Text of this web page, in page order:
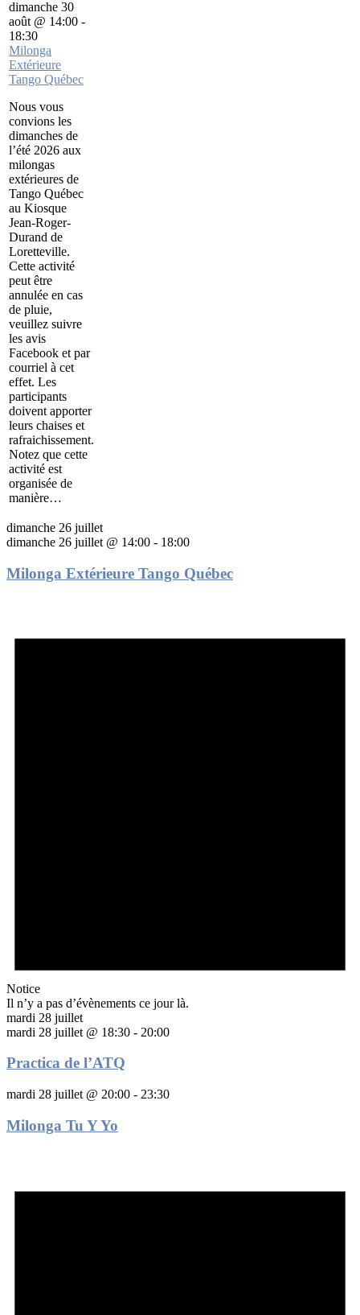
dimanche 30
août @ 14:00 -
18:30
Milonga
Extérieure
Tango Québec
Nous vous
convions les
dimanches de
l’été 2026 aux
milongas
extérieures de
Tango Québec
au Kiosque
Jean-Roger-
Durand de
Loretteville.
Cette activité
peut être
annulée en cas
de pluie,
veuillez suivre
les avis
Facebook et par
courriel à cet
effet. Les
participants
doivent apporter
leurs chaises et
rafraichissement.
Notez que cette
activité est
organisée de
manière…
dimanche 26 juillet
dimanche 26 juillet @ 14:00 - 18:00
Milonga Extérieure Tango Québec
Notice
Il n’y a pas d’évènements ce jour là.
mardi 28 juillet
mardi 28 juillet @ 18:30 - 20:00
Practica de l’ATQ
mardi 28 juillet @ 20:00 - 23:30
Milonga Tu Y Yo